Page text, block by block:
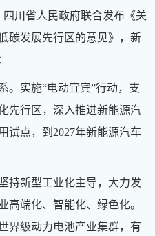
川省人民政府联合发布《关
碳发展先行区的意见》，新
。实施“电动宜宾”行动，支
先行区，深入推进新能源汽
试点，到2027年新能源汽车
持新型工业化主导，大力发
高端化、智能化、绿色化。
界级动力电池产业集群，有